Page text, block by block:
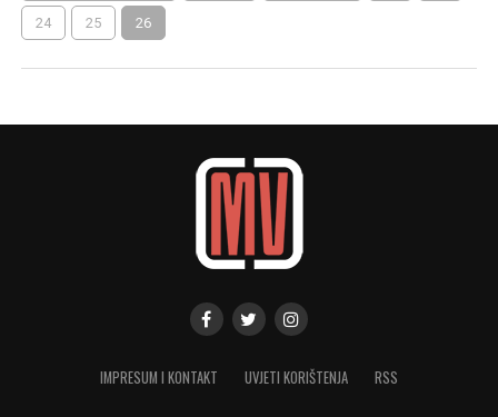
24 25 26
IMPRESUM I KONTAKT UVJETI KORIŠTENJA RSS